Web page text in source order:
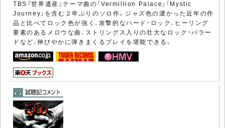
TBS『世界遺産』テーマ曲の「Vermillion Palace」「Mystic
Journey」を含む２年ぶりのソロ作。ジャズ色の濃かった近年の作
品と比べてロック色が強く、攻撃的なハード・ロック、ヒーリング
要素のあるメロウな曲、ストリングス入りの壮大なロック・バラー
ドなど、伸びやかに弾きまくるプレイを堪能できる。